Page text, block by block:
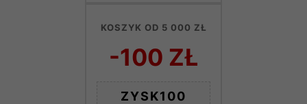
KOSZYK OD 5 000 ZŁ
-100 ZŁ
ZYSK100